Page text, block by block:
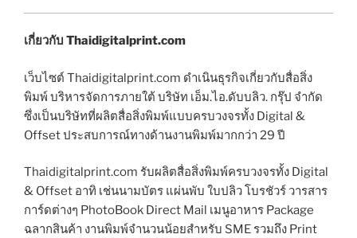
เกี่ยวกับ Thaidigitalprint.com
เว็บไซต์ Thaidigitalprint.com ดำเนินธุรกิจเกี่ยวกับสื่อสิ่ง
พิมพ์ บริหารจัดการภายใต้ บริษัท เอ็ม.ไอ.ดับบลิว. กรุ๊ป จำกัด
ซึ่งเป็นบริษัทที่ผลิตสื่อสิ่งพิมพ์แบบครบวงจรทั้ง Digital &
Offset ประสบการณ์ทางด้านงานพิมพ์มากกว่า 29 ปี
Thaidigitalprint.com รับผลิตสื่อสิ่งพิมพ์ครบวงจรทั้ง Digital
& Offset อาทิ เช่นนามบัตร แผ่นพับ ใบปลิว โบรชัวร์ วารสาร
การ์ดต่างๆ PhotoBook Direct Mail เมนูอาหาร Package
ฉลากสินค้า งานพิมพ์จำนวนน้อยสำหรับ SME รวมถึง Print